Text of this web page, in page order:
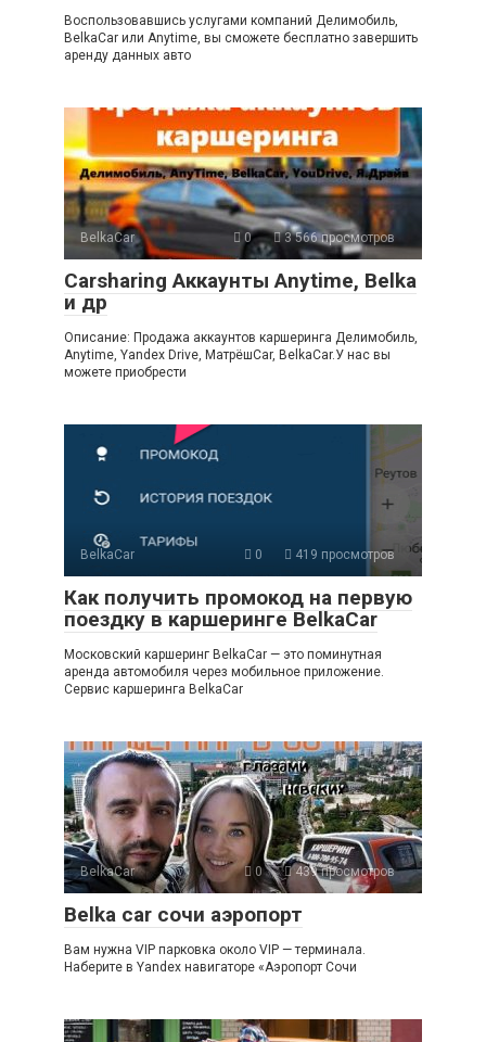
Воспользовавшись услугами компаний Делимобиль,
BelkaCar или Anytime, вы сможете бесплатно завершить
аренду данных авто
BelkaCar 0 3 566 просмотров
Carsharing Аккаунты Anytime, Belka
и др
Описание: Продажа аккаунтов каршеринга Делимобиль,
Anytime, Yandex Drive, МатрёшCar, BelkaCar.У нас вы
можете приобрести
BelkaCar 0 419 просмотров
Как получить промокод на первую
поездку в каршеринге BelkaCar
Московский каршеринг BelkaCar — это поминутная
аренда автомобиля через мобильное приложение.
Сервис каршеринга BelkaCar
BelkaCar 0 439 просмотров
Belka car сочи аэропорт
Вам нужна VIP парковка около VIP — терминала.
Наберите в Yandex навигаторе «Аэропорт Сочи